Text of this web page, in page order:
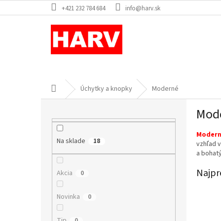
na
+421 232 784 684 info@harv.sk
DomovÚchytky a knopky Moderné
Na sklade 18
Akcia 0
Novinka 0
vzhľad
a